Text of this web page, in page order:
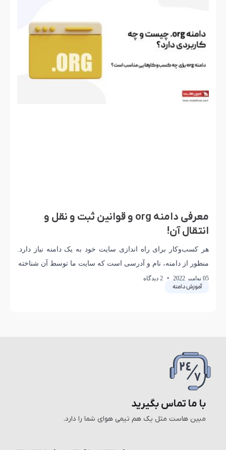
آموزش دامنه
معرفی دامنه org و قوانین ثبت و نقل و
انتقال آن!
هر کسب‌و‌کار برای راه اندازی سایت خود به یک دامنه نیاز دارد.
منظور از دامنه، نام و آدرسی است که سایت ما توسط آن شناخته
05 نوامبر 2022
با ما تماس بگیرید
مبین هاست مثل یک هم تیمی هوای شما را دارد.